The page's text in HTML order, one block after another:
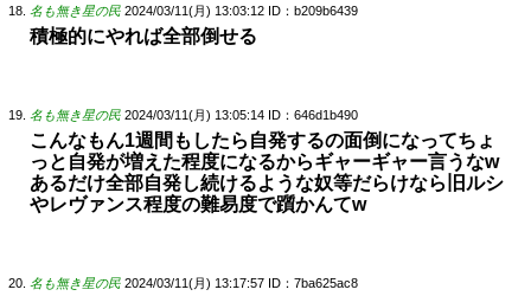
名も無き星の民 2024/03/11(月) 13:03:12 ID：b209b6439
積極的にやれば全部倒せる
名も無き星の民 2024/03/11(月) 13:05:14 ID：646d1b490
こんなもん1週間もしたら自発するの面倒になってちょ
っと自発が増えた程度になるからギャーギャー言うなw
あるだけ全部自発し続けるような奴等だらけなら旧ルシ
やレヴァンス程度の難易度で躓かんてw
名も無き星の民 2024/03/11(月) 13:17:57 ID：7ba625ac8